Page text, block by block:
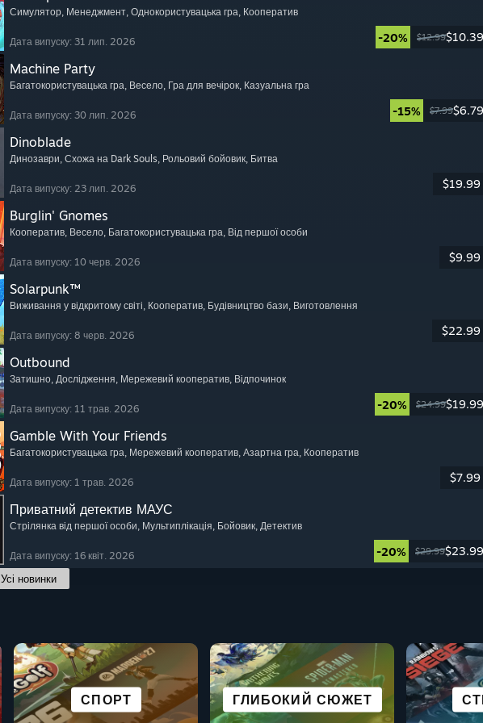
Симулятор, Менеджмент, Однокористувацька гра, Кооператив
Дата випуску: 31 лип. 2026 -20% $12.99$10.39
Machine Party
Багатокористувацька гра, Весело, Гра для вечірок, Казуальна гра
Дата випуску: 30 лип. 2026 -15% $7.99$6.79
Dinoblade
Динозаври, Схожа на Dark Souls, Рольовий бойовик, Битва
Дата випуску: 23 лип. 2026 $19.99
Burglin' Gnomes
Кооператив, Весело, Багатокористувацька гра, Від першої особи
Дата випуску: 10 черв. 2026 $9.99
Solarpunk™
Виживання у відкритому світі, Кооператив, Будівництво бази, Виготовлення
Дата випуску: 8 черв. 2026 $22.99
Outbound
Затишно, Дослідження, Мережевий кооператив, Відпочинок
Дата випуску: 11 трав. 2026 -20% $24.99$19.99
Gamble With Your Friends
Багатокористувацька гра, Мережевий кооператив, Азартна гра, Кооператив
Дата випуску: 1 трав. 2026 $7.99
Приватний детектив МАУС
Стрілянка від першої особи, Мультиплікація, Бойовик, Детектив
Дата випуску: 16 квіт. 2026 -20% $29.99$23.99
Усі новинки
СПОРТ ГЛИБОКИЙ СЮЖЕТ
АНІМЕ РОЛЬОВІ
ВІЗУАЛЬНІ НОВЕЛИ ВИЖИВАННЯ
ПРОДУКТИ З ВР ПРИГОДИ